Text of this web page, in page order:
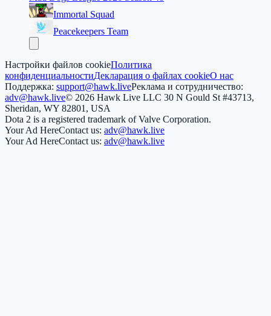
Immortal Squad
Peacekeepers Team
Настройки файлов cookieПолитика
конфиденциальностиДекларация о файлах cookieО нас
Поддержка: support@hawk.liveРеклама и сотрудничество:
adv@hawk.live© 2026 Hawk Live LLC 30 N Gould St #43713,
Sheridan, WY 82801, USA
Dota 2 is a registered trademark of Valve Corporation.
Your Ad HereContact us: adv@hawk.live
Your Ad HereContact us: adv@hawk.live